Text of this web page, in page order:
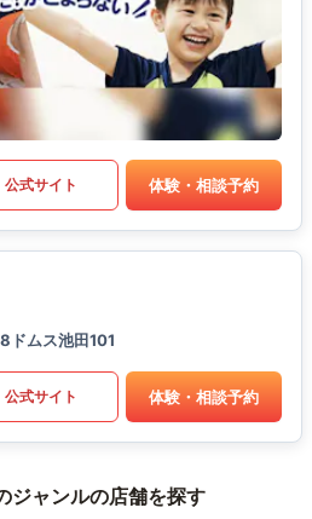
公式サイト 体験・相談予約
ドムス池田101
公式サイト 体験・相談予約
ジャンルの店舗を探す